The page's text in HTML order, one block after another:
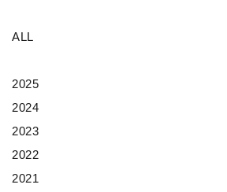
ALL
2025
2024
2023
2022
2021